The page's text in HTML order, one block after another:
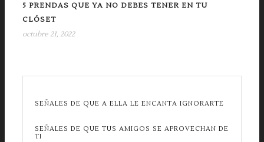
5 PRENDAS QUE YA NO DEBES TENER EN TU
CLÓSET
octubre 21, 2022
SEÑALES DE QUE A ELLA LE ENCANTA IGNORARTE
SEÑALES DE QUE TUS AMIGOS SE APROVECHAN DE
TI